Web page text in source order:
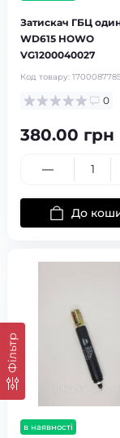
Фільтр
Затискач ГБЦ
WD615 HOWO
VG1200040027
Код товару: 1700087785
0
380.00 грн
До
в наявності